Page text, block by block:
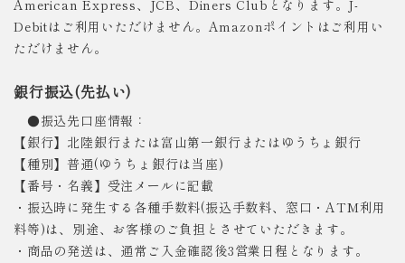
American Express、JCB、Diners Clubとなります。J-
Debitはご利用いただけません。Amazonポイントはご利用い
ただけません。
銀行振込(先払い)
●振込先口座情報：
【銀行】北陸銀行または富山第一銀行またはゆうちょ銀行
【種別】普通(ゆうちょ銀行は当座)
【番号・名義】受注メールに記載
・振込時に発生する各種手数料(振込手数料、窓口・ATM利用
料等)は、別途、お客様のご負担とさせていただきます。
・商品の発送は、通常ご入金確認後3営業日程となります。